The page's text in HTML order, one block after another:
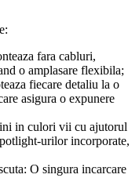
fara cabluri,
o amplasare flexibila;
fiecare detaliu la o
asigura o expunere
in culori vii cu ajutorul
urilor incorporate,
O singura incarcare